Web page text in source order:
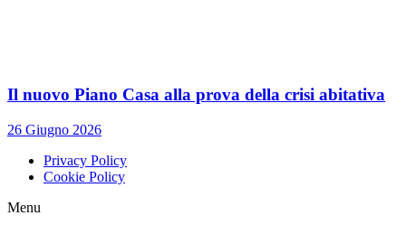
Il nuovo Piano Casa alla prova della crisi abitativa
26 Giugno 2026
Privacy Policy
Cookie Policy
Menu